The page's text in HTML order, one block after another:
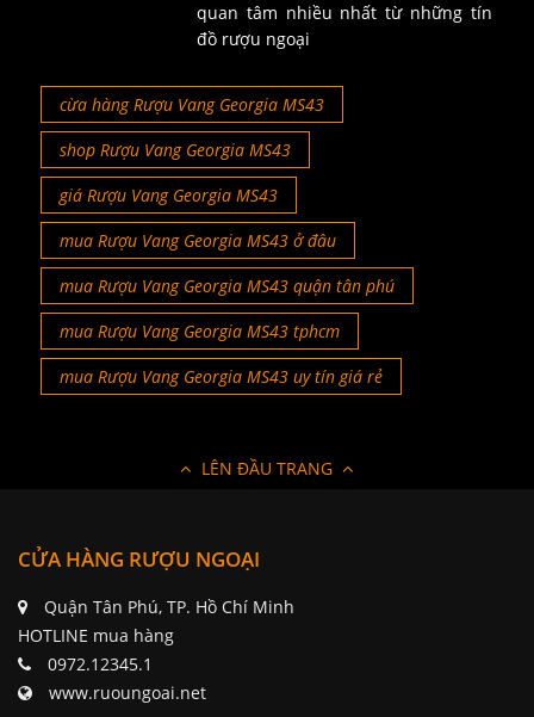
quan tâm nhiều nhất từ những tín
đồ rượu ngoại
cừa hàng Rượu Vang Georgia MS43
shop Rượu Vang Georgia MS43
giá Rượu Vang Georgia MS43
mua Rượu Vang Georgia MS43 ở đâu
mua Rượu Vang Georgia MS43 quận tân phú
mua Rượu Vang Georgia MS43 tphcm
mua Rượu Vang Georgia MS43 uy tín giá rẻ
LÊN ĐẦU TRANG
CỬA HÀNG RƯỢU NGOẠI
Quận Tân Phú, TP. Hồ Chí Minh
HOTLINE mua hàng
0972.12345.1
www.ruoungoai.net